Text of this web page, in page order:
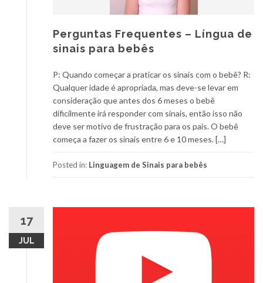
Perguntas Frequentes – Língua de
sinais para bebês
P: Quando começar a praticar os sinais com o bebê? R:
Qualquer idade é apropriada, mas deve-se levar em
consideração que antes dos 6 meses o bebê
dificilmente irá responder com sinais, então isso não
deve ser motivo de frustração para os pais. O bebê
começa a fazer os sinais entre 6 e 10 meses. […]
Posted in: Linguagem de Sinais para bebês
17
JUL